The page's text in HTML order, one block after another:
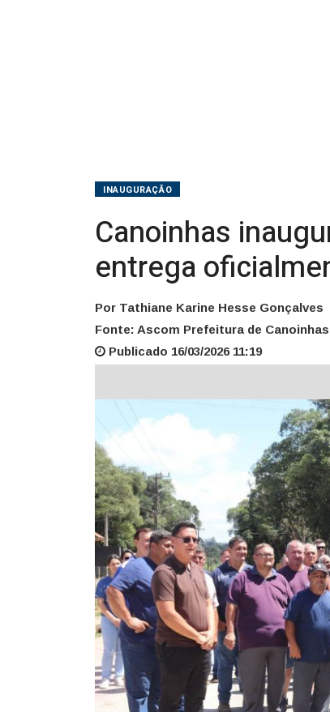
INAUGURAÇÃO
Canoinhas
entrega
Por Tathiane Karine Hesse Gonçalves
Fonte: Ascom Prefeitura de Canoinhas
Publicado 16/03/2026 11:19